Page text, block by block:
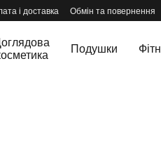
і доставка Обмін та повернення
Подушки